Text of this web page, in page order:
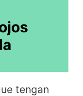
tengan